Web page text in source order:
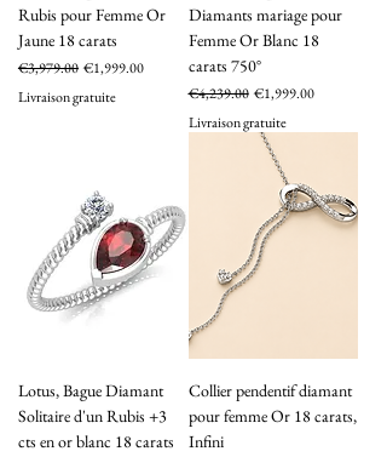
Rubis pour Femme Or
Jaune 18 carats
Regular Price
€3,979.00Sale Price
€1,999.00
Livraison gratuite
Diamants mariage pour
Femme Or Blanc 18
carats 750°
Regular Price
€4,239.00 Sale Price
€1,999.00
Livraison gratuite
Lotus, Bague Diamant
Solitaire d'un Rubis +3
cts en or blanc 18 carats
Collier pendentif diamant
pour femme Or 18 carats,
Infini